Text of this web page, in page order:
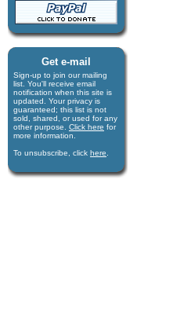
Get e-mail
Sign-up to join our mail­ing
list. You'll receive e­mail
notification when this site is
updated. Your privacy is
guaran­teed; this list is not
sold, shared, or used for any
other purpose. Click here for
more infor­mation.
To unsubscribe, click here